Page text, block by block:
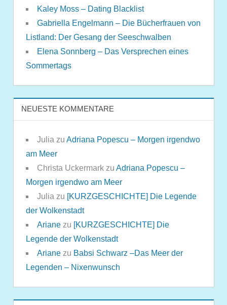
Kaley Moss – Dating Blacklist
Gabriella Engelmann – Die Bücherfrauen von
Listland: Der Gesang der Seeschwalben
Elena Sonnberg – Das Versprechen eines
Sommertags
NEUESTE KOMMENTARE
Julia zu Adriana Popescu – Morgen irgendwo
am Meer
Christa Uckermarkzu Adriana Popescu –
Morgen irgendwo am Meer
Julia zu [KURZGESCHICHTE] Die Legende
der Wolkenstadt
Arianezu [KURZGESCHICHTE] Die
Legende der Wolkenstadt
Arianezu Babsi Schwarz –Das Meer der
Legenden – Nixenwunsch